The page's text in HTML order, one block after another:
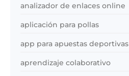
analizador de enlaces online
aplicación para pollas
app para apuestas deportivas
aprendizaje colaborativo